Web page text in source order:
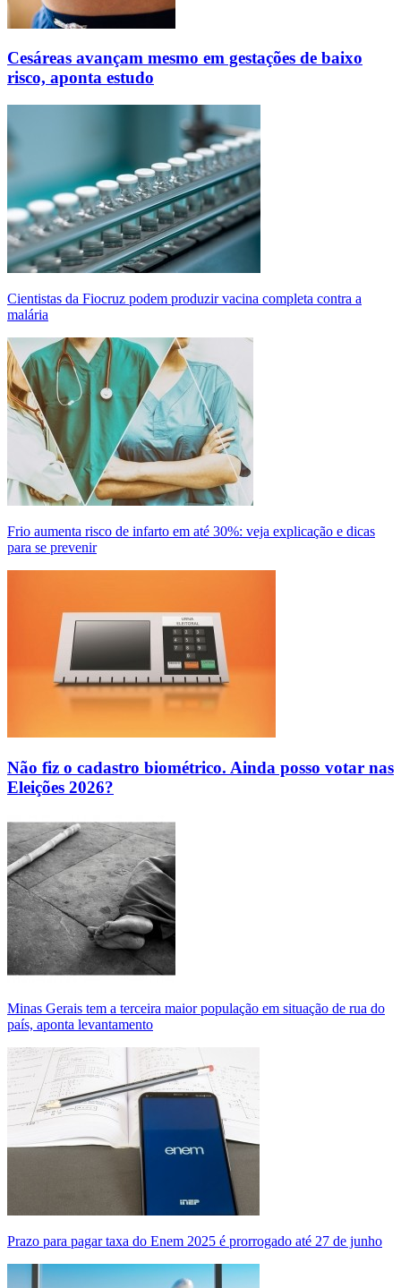
Cesáreas avançam mesmo em gestações de baixo
risco, aponta estudo
Cientistas da Fiocruz podem produzir vacina completa contra a
malária
Frio aumenta risco de infarto em até 30%: veja explicação e dicas
para se prevenir
Não fiz o cadastro biométrico. Ainda posso votar nas
Eleições 2026?
Minas Gerais tem a terceira maior população em situação de rua do
país, aponta levantamento
Prazo para pagar taxa do Enem 2025 é prorrogado até 27 de junho